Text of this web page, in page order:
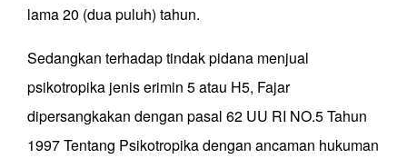
lama 20 (dua puluh) tahun.
Sedangkan terhadap tindak pidana menjual
psikotropika jenis erimin 5 atau H5, Fajar
dipersangkakan dengan pasal 62 UU RI NO.5 Tahun
1997 Tentang Psikotropika dengan ancaman hukuman